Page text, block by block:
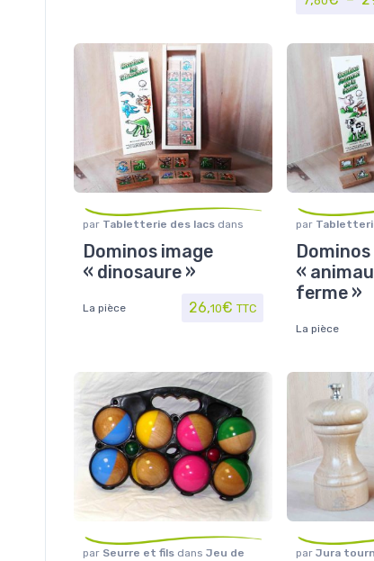
par Tabletterie des lacs dans
Dominos image
« dinosaure »
La pièce 26,10€ TTC
par
«
ferme »
La pièce
par Seurre et fils dans Jeu de
par Jura